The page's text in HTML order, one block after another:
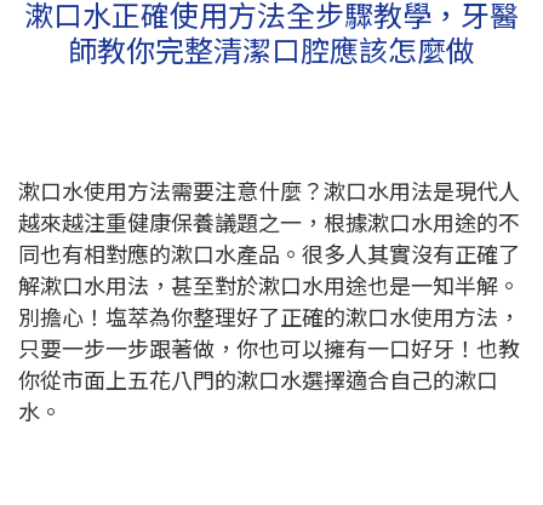
漱口水正確使用方法全步驟教學，牙醫
師教你完整清潔口腔應該怎麼做
漱口水使用方法需要注意什麼？漱口水用法是現代人
越來越注重健康保養議題之一，根據漱口水用途的不
同也有相對應的漱口水產品。很多人其實沒有正確了
解漱口水用法，甚至對於漱口水用途也是一知半解。
別擔心！塩萃為你整理好了正確的漱口水使用方法，
只要一步一步跟著做，你也可以擁有一口好牙！也教
你從市面上五花八門的漱口水選擇適合自己的漱口
水。